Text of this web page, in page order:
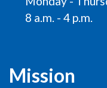
8 a.m. - 4 p.m.
Mission